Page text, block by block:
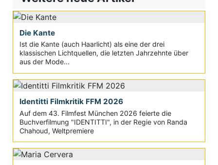
Die Kante
Ist die Kante (auch Haarlicht) als eine der drei
klassischen Lichtquellen, die letzten Jahrzehnte über
aus der Mode...
Identitti Filmkritik FFM 2026
Auf dem 43. Filmfest München 2026 feierte die
Buchverfilmung "IDENTITTI", in der Regie von Randa
Chahoud, Weltpremiere